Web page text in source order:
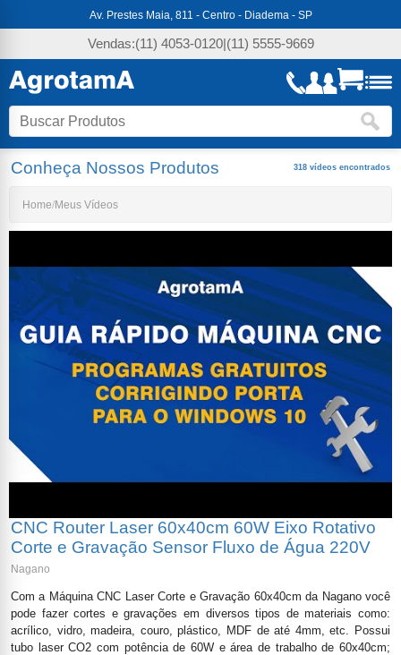
Av. Prestes Maia, 811 - Centro - Diadema - SP
Vendas:(11) 4053-0120|(11) 5555-9669
Conheça Nossos Produtos 318 vídeos encontrados
Home Meus Vídeos
CNC Router Laser 60x40cm 60W Eixo Rotativo
Corte e Gravação Sensor Fluxo de Água 220V
Nagano
Com a Máquina CNC Laser Corte e Gravação 60x40cm da Nagano você
pode fazer cortes e gravações em diversos tipos de materiais como:
acrílico, vidro, madeira, couro, plástico, MDF de até 4mm, etc. Possui
tubo laser CO2 com potência de 60W e área de trabalho de 60x40cm;